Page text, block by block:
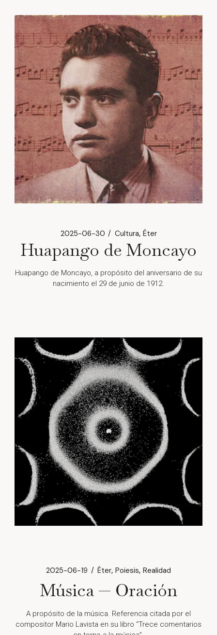
2025-06-30 Cultura Éter
Huapango de Moncayo
Huapango de Moncayo, a propósito del aniversario de su
nacimiento el 29 de junio de 1912.
2025-06-19 Éter Poiesis Realidad
Música — Oración
A propósito de la música. Referencia citada por el
compositor Mario Lavista en su libro “Trece comentarios